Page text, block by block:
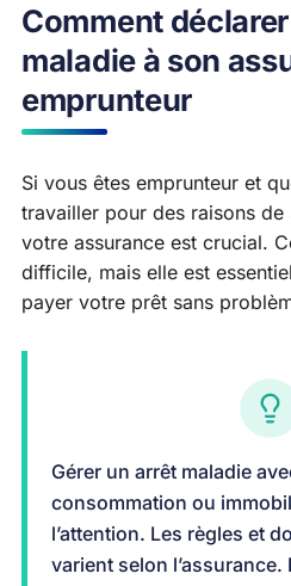
Comment
maladie à son
emprunteur
Si vous êtes emprunteur et
travailler pour des raisons de
votre assurance est crucial.
difficile, mais elle est
payer votre prêt sans
Gérer un arrêt maladie
consommation ou
l’attention. Les règles et
varient selon l’assurance.